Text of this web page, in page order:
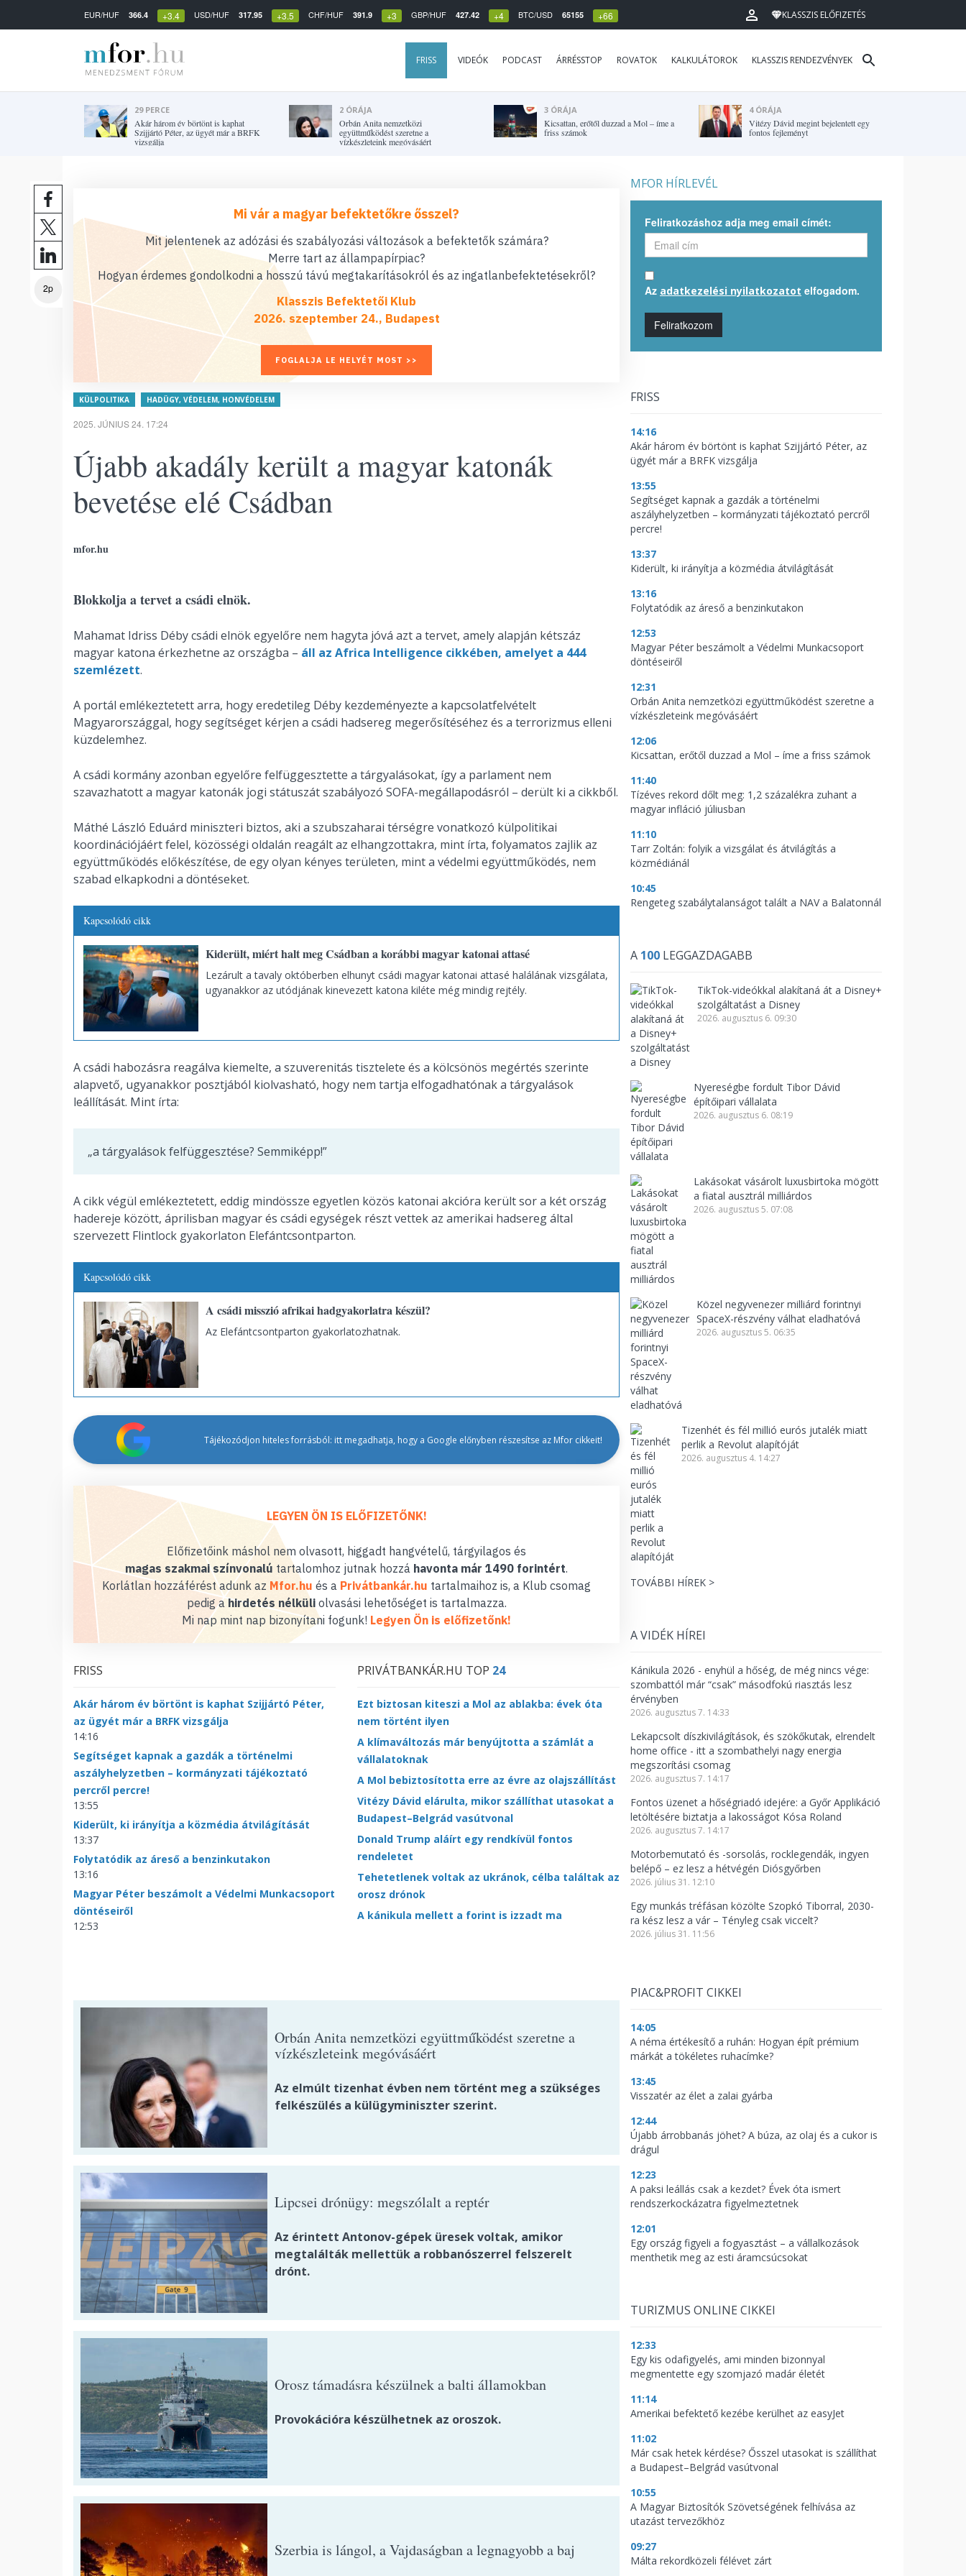
EUR/HUF 366.4 +3.4 USD/HUF 317.95 +3.5 CHF/HUF 391.9 +3 GBP/HUF 427.42 +4 BTC/USD 65155 +66 KLASSZIS ELŐFIZETÉS
FRISS VIDEÓK PODCAST ÁRRÉSSTOP ROVATOK KALKULÁTOROK KLASSZIS RENDEZVÉNYEK
29 PERCE
Akár három év börtönt is kaphat
Szijjártó Péter, az ügyét már a BRFK
vizsgálja
2 ÓRÁJA
Orbán Anita nemzetközi
együttműködést szeretne a
vízkészleteink megóvásáért
3 ÓRÁJA
Kicsattan, erőtől duzzad a Mol – íme a
friss számok
4 ÓRÁJA
Vitézy Dávid megint bejelentett egy
fontos fejleményt
2p
Mi vár a magyar befektetőkre ősszel?
Mit jelentenek az adózási és szabályozási változások a befektetők számára?
Merre tart az állampapírpiac?
Hogyan érdemes gondolkodni a hosszú távú megtakarításokról és az ingatlanbefektetésekről?
Klasszis Befektetői Klub
2026. szeptember 24., Budapest
FOGLALJA LE HELYÉT MOST >>
KÜLPOLITIKA HADÜGY, VÉDELEM, HONVÉDELEM
2025. JÚNIUS 24. 17:24
Újabb akadály került a magyar katonák
bevetése elé Csádban
mfor.hu
Blokkolja a tervet a csádi elnök.
Mahamat Idriss Déby csádi elnök egyelőre nem hagyta jóvá azt a tervet, amely alapján kétszáz
magyar katona érkezhetne az országba – áll az Africa Intelligence cikkében, amelyet a 444
szemlézett.
A portál emlékeztetett arra, hogy eredetileg Déby kezdeményezte a kapcsolatfelvételt
Magyarországgal, hogy segítséget kérjen a csádi hadsereg megerősítéséhez és a terrorizmus elleni
küzdelemhez.
A csádi kormány azonban egyelőre felfüggesztette a tárgyalásokat, így a parlament nem
szavazhatott a magyar katonák jogi státuszát szabályozó SOFA-megállapodásról – derült ki a cikkből.
Máthé László Eduárd miniszteri biztos, aki a szubszaharai térségre vonatkozó külpolitikai
koordinációjáért felel, közösségi oldalán reagált az elhangzottakra, mint írta, folyamatos zajlik az
együttműködés előkészítése, de egy olyan kényes területen, mint a védelmi együttműködés, nem
szabad elkapkodni a döntéseket.
Kapcsolódó cikk
Kiderült, miért halt meg Csádban a korábbi magyar katonai attasé
Lezárult a tavaly októberben elhunyt csádi magyar katonai attasé halálának vizsgálata,
ugyanakkor az utódjának kinevezett katona kiléte még mindig rejtély.
A csádi habozásra reagálva kiemelte, a szuverenitás tisztelete és a kölcsönös megértés szerinte
alapvető, ugyanakkor posztjából kiolvasható, hogy nem tartja elfogadhatónak a tárgyalások
leállítását. Mint írta:
„a tárgyalások felfüggesztése? Semmiképp!”
A cikk végül emlékeztetett, eddig mindössze egyetlen közös katonai akcióra került sor a két ország
hadereje között, áprilisban magyar és csádi egységek részt vettek az amerikai hadsereg által
szervezett Flintlock gyakorlaton Elefántcsontparton.
Kapcsolódó cikk
A csádi misszió afrikai hadgyakorlatra készül?
Az Elefántcsontparton gyakorlatozhatnak.
Tájékozódjon hiteles forrásból: itt megadhatja, hogy a Google előnyben részesítse az Mfor cikkeit!
LEGYEN ÖN IS ELŐFIZETŐNK!
Előfizetőink máshol nem olvasott, higgadt hangvételű, tárgyilagos és
magas szakmai színvonalú tartalomhoz jutnak hozzá havonta már 1490 forintért.
Korlátlan hozzáférést adunk az Mfor.hu és a Privátbankár.hu tartalmaihoz is, a Klub csomag
pedig ahirdetés nélküliolvasási lehetőséget is tartalmazza.
Mi nap mint nap bizonyítani fogunk! Legyen Ön is előfizetőnk!
FRISS
Akár három év börtönt is kaphat Szijjártó Péter,
az ügyét már a BRFK vizsgálja
14:16
Segítséget kapnak a gazdák a történelmi
aszályhelyzetben – kormányzati tájékoztató
percről percre!
13:55
Kiderült, ki irányítja a közmédia átvilágítását
13:37
Folytatódik az áreső a benzinkutakon
13:16
Magyar Péter beszámolt a Védelmi Munkacsoport
döntéseiről
12:53
PRIVÁTBANKÁR.HU TOP 24
Ezt biztosan kiteszi a Mol az ablakba: évek óta
nem történt ilyen
A klímaváltozás már benyújtotta a számlát a
vállalatoknak
A Mol bebiztosította erre az évre az olajszállítást
Vitézy Dávid elárulta, mikor szállíthat utasokat a
Budapest–Belgrád vasútvonal
Donald Trump aláírt egy rendkívül fontos
rendeletet
Tehetetlenek voltak az ukránok, célba találtak az
orosz drónok
A kánikula mellett a forint is izzadt ma
Orbán Anita nemzetközi együttműködést szeretne a
vízkészleteink megóvásáért
Az elmúlt tizenhat évben nem történt meg a szükséges
felkészülés a külügyminiszter szerint.
Lipcsei drónügy: megszólalt a reptér
Az érintett Antonov-gépek üresek voltak, amikor
megtalálták mellettük a robbanószerrel felszerelt
drónt.
Orosz támadásra készülnek a balti államokban
Provokációra készülhetnek az oroszok.
Szerbia is lángol, a Vajdaságban a legnagyobb a baj
MFOR HÍRLEVÉL
Feliratkozáshoz adja meg email címét:
Az adatkezelési nyilatkozatot elfogadom.
Feliratkozom
FRISS
14:16
Akár három év börtönt is kaphat Szijjártó Péter, az
ügyét már a BRFK vizsgálja
13:55
Segítséget kapnak a gazdák a történelmi
aszályhelyzetben – kormányzati tájékoztató percről
percre!
13:37
Kiderült, ki irányítja a közmédia átvilágítását
13:16
Folytatódik az áreső a benzinkutakon
12:53
Magyar Péter beszámolt a Védelmi Munkacsoport
döntéseiről
12:31
Orbán Anita nemzetközi együttműködést szeretne a
vízkészleteink megóvásáért
12:06
Kicsattan, erőtől duzzad a Mol – íme a friss számok
11:40
Tízéves rekord dőlt meg: 1,2 százalékra zuhant a
magyar infláció júliusban
11:10
Tarr Zoltán: folyik a vizsgálat és átvilágítás a
közmédiánál
10:45
Rengeteg szabálytalanságot talált a NAV a Balatonnál
A 100 LEGGAZDAGABB
TikTok-videókkal alakítaná át a Disney+
szolgáltatást a Disney
2026. augusztus 6. 09:30
Nyereségbe fordult Tibor Dávid
építőipari vállalata
2026. augusztus 6. 08:19
Lakásokat vásárolt luxusbirtoka mögött
a fiatal ausztrál milliárdos
2026. augusztus 5. 07:08
Közel negyvenezer milliárd forintnyi
SpaceX-részvény válhat eladhatóvá
2026. augusztus 5. 06:35
Tizenhét és fél millió eurós jutalék miatt
perlik a Revolut alapítóját
2026. augusztus 4. 14:27
TOVÁBBI HÍREK >
A VIDÉK HÍREI
Kánikula 2026 - enyhül a hőség, de még nincs vége:
szombattól már “csak” másodfokú riasztás lesz
érvényben
2026. augusztus 7. 14:33
Lekapcsolt díszkivilágítások, és szökőkutak, elrendelt
home office - itt a szombathelyi nagy energia
megszorítási csomag
2026. augusztus 7. 14:17
Fontos üzenet a hőségriadó idejére: a Győr Applikáció
letöltésére biztatja a lakosságot Kósa Roland
2026. augusztus 7. 14:17
Motorbemutató és -sorsolás, rocklegendák, ingyen
belépő – ez lesz a hétvégén Diósgyőrben
2026. július 31. 12:10
Egy munkás tréfásan közölte Szopkó Tiborral, 2030-
ra kész lesz a vár – Tényleg csak viccelt?
2026. július 31. 11:56
PIAC&PROFIT CIKKEI
14:05
A néma értékesítő a ruhán: Hogyan épít prémium
márkát a tökéletes ruhacímke?
13:45
Visszatér az élet a zalai gyárba
12:44
Újabb árrobbanás jöhet? A búza, az olaj és a cukor is
drágul
12:23
A paksi leállás csak a kezdet? Évek óta ismert
rendszerkockázatra figyelmeztetnek
12:01
Egy ország figyeli a fogyasztást – a vállalkozások
menthetik meg az esti áramcsúcsokat
TURIZMUS ONLINE CIKKEI
12:33
Egy kis odafigyelés, ami minden bizonnyal
megmentette egy szomjazó madár életét
11:14
Amerikai befektető kezébe kerülhet az easyJet
11:02
Már csak hetek kérdése? Ősszel utasokat is szállíthat
a Budapest–Belgrád vasútvonal
10:55
A Magyar Biztosítók Szövetségének felhívása az
utazást tervezőkhöz
09:27
Málta rekordközeli félévet zárt